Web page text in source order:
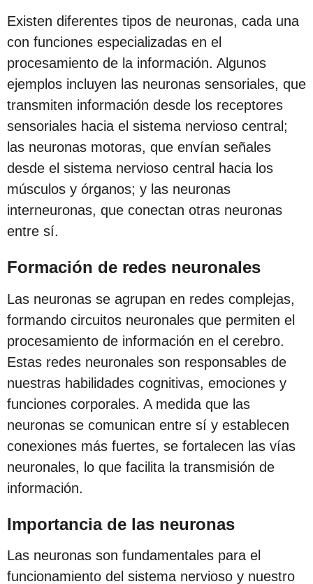
Existen diferentes tipos de neuronas, cada una
con funciones especializadas en el
procesamiento de la información. Algunos
ejemplos incluyen las neuronas sensoriales, que
transmiten información desde los receptores
sensoriales hacia el sistema nervioso central;
las neuronas motoras, que envían señales
desde el sistema nervioso central hacia los
músculos y órganos; y las neuronas
interneuronas, que conectan otras neuronas
entre sí.
Formación de redes neuronales
Las neuronas se agrupan en redes complejas,
formando circuitos neuronales que permiten el
procesamiento de información en el cerebro.
Estas redes neuronales son responsables de
nuestras habilidades cognitivas, emociones y
funciones corporales. A medida que las
neuronas se comunican entre sí y establecen
conexiones más fuertes, se fortalecen las vías
neuronales, lo que facilita la transmisión de
información.
Importancia de las neuronas
Las neuronas son fundamentales para el
funcionamiento del sistema nervioso y nuestro